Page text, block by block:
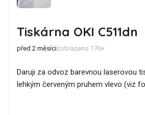
Tiskárna OKI C511dn
před 2 měsícizobrazeno 176×
Daruji za odvoz barevnou laserovou
lehkým červeným pruhem vlevo (viz